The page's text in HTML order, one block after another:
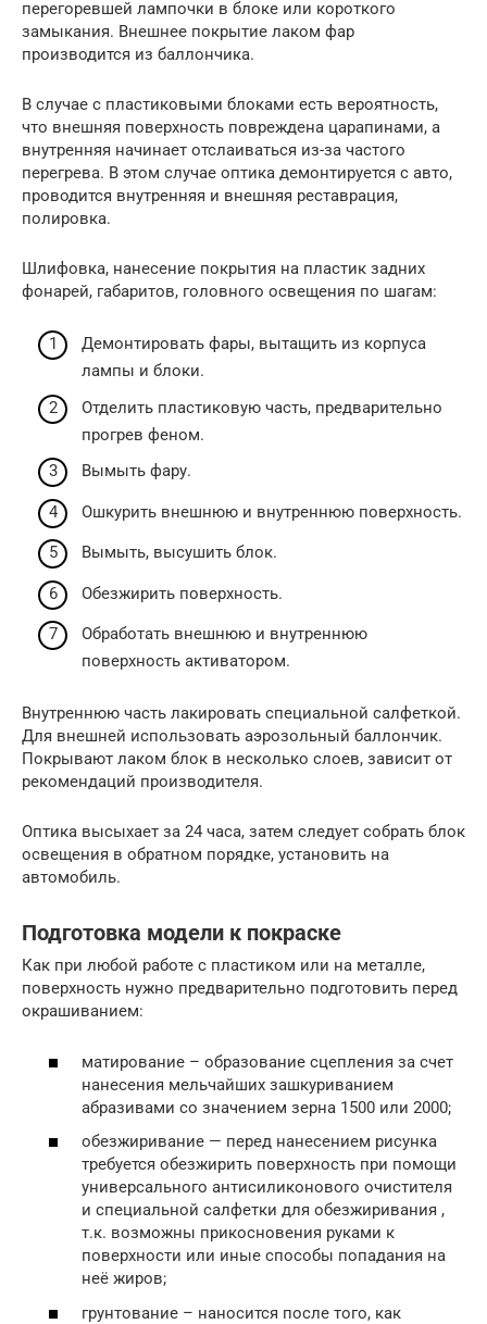
перегоревшей лампочки в блоке или короткого
замыкания. Внешнее покрытие лаком фар
производится из баллончика.
В случае с пластиковыми блоками есть вероятность,
что внешняя поверхность повреждена царапинами, а
внутренняя начинает отслаиваться из-за частого
перегрева. В этом случае оптика демонтируется с авто,
проводится внутренняя и внешняя реставрация,
полировка.
Шлифовка, нанесение покрытия на пластик задних
фонарей, габаритов, головного освещения по шагам:
Демонтировать фары, вытащить из корпуса
лампы и блоки.
Отделить пластиковую часть, предварительно
прогрев феном.
Вымыть фару.
Ошкурить внешнюю и внутреннюю поверхность.
Вымыть, высушить блок.
Обезжирить поверхность.
Обработать внешнюю и внутреннюю
поверхность активатором.
Внутреннюю часть лакировать специальной салфеткой.
Для внешней использовать аэрозольный баллончик.
Покрывают лаком блок в несколько слоев, зависит от
рекомендаций производителя.
Оптика высыхает за 24 часа, затем следует собрать блок
освещения в обратном порядке, установить на
автомобиль.
Подготовка модели к покраске
Как при любой работе с пластиком или на металле,
поверхность нужно предварительно подготовить перед
окрашиванием:
матирование – образование сцепления за счет
нанесения мельчайших зашкуриванием
абразивами со значением зерна 1500 или 2000;
обезжиривание — перед нанесением рисунка
требуется обезжирить поверхность при помощи
универсального антисиликонового очистителя
и специальной салфетки для обезжиривания ,
т.к. возможны прикосновения руками к
поверхности или иные способы попадания на
неё жиров;
грунтование – наносится после того, как